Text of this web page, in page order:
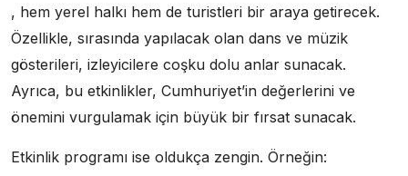
, hem yerel halkı hem de turistleri bir araya getirecek.
Özellikle, sırasında yapılacak olan dans ve müzik
gösterileri, izleyicilere coşku dolu anlar sunacak.
Ayrıca, bu etkinlikler, Cumhuriyet’in değerlerini ve
önemini vurgulamak için büyük bir fırsat sunacak.
Etkinlik programı ise oldukça zengin. Örneğin: